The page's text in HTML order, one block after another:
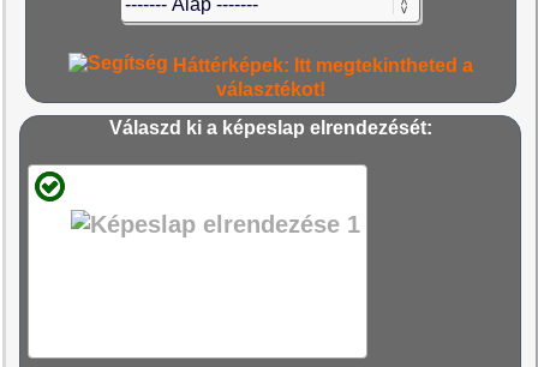
Háttérképek: Itt megtekintheted a
választékot!
Válaszd ki a képeslap elrendezését: